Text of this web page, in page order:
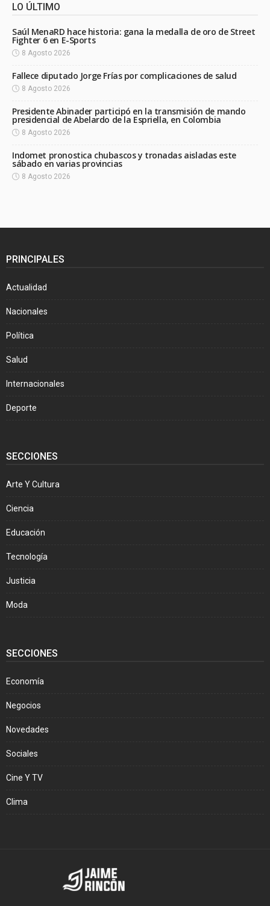
LO ÚLTIMO
Saúl MenaRD hace historia: gana la medalla de oro de Street
Fighter 6 en E-Sports
8 Agosto 2026
Fallece diputado Jorge Frías por complicaciones de salud
8 Agosto 2026
Presidente Abinader participó en la transmisión de mando
presidencial de Abelardo de la Espriella, en Colombia
8 Agosto 2026
Indomet pronostica chubascos y tronadas aisladas este
sábado en varias provincias
8 Agosto 2026
PRINCIPALES
Actualidad
Nacionales
Política
Salud
Internacionales
Deporte
SECCIONES
Arte Y Cultura
Ciencia
Educación
Tecnología
Justicia
Moda
SECCIONES
Economía
Negocios
Novedades
Sociales
Cine Y TV
Clima